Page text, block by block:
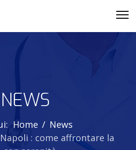
NEWS
Home
News
: come affrontare la